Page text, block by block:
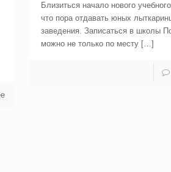
Близиться начало нового
что пора отдавать юных
заведения. Записаться в школы
можно не только по месту […]